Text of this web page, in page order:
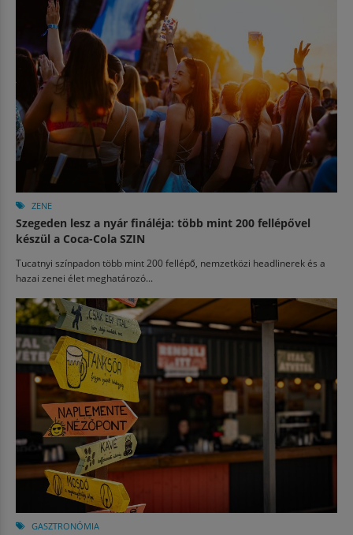
ZENE
Szegeden lesz a nyár fináléja: több mint 200 fellépővel
készül a Coca-Cola SZIN
Tucatnyi színpadon több mint 200 fellépő, nemzetközi headlinerek és a
hazai zenei élet meghatározó...
GASZTRONÓMIA